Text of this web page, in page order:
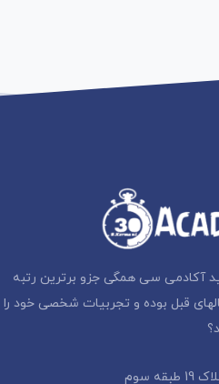
آکادمی سی همگی جزو برترین رتبه
قبل بوده و تجربیات شخصی خود را